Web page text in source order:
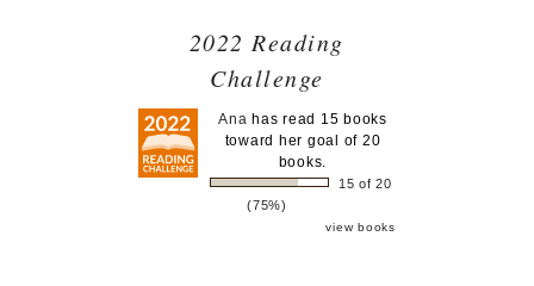
2022 Reading
Challenge
Ana has read 15 books
toward her goal of 20
books.
15 of 20
(75%)
view books